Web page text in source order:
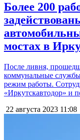
Более 200
мостах в
После ливня,
коммунальные
режим работы.
«Иркутскавтодор» и
22 августа 2023 11:08